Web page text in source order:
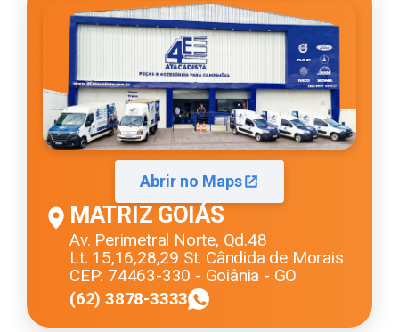
Abrir no Maps
MATRIZ GOIÁS
Av. Perimetral Norte, Qd.48
Lt. 15,16,28,29 St. Cândida de Morais
CEP: 74463-330 - Goiânia - GO
(62) 3878-3333